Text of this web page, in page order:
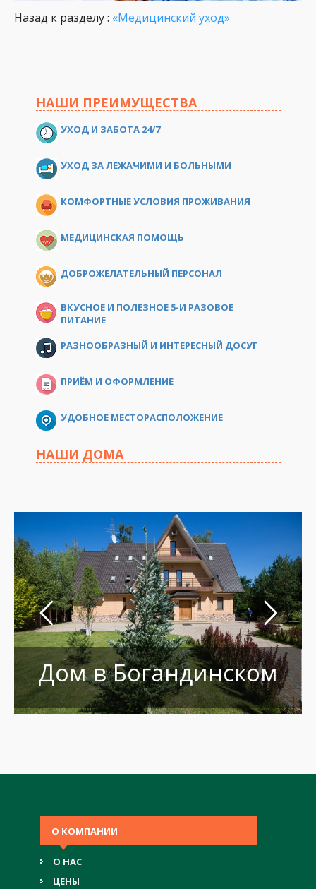
Назад к разделу : «Медицинский уход»
НАШИ ПРЕИМУЩЕСТВА
УХОД И ЗАБОТА 24/7
УХОД ЗА ЛЕЖАЧИМИ И БОЛЬНЫМИ
КОМФОРТНЫЕ УСЛОВИЯ ПРОЖИВАНИЯ
МЕДИЦИНСКАЯ ПОМОЩЬ
ДОБРОЖЕЛАТЕЛЬНЫЙ ПЕРСОНАЛ
ВКУСНОЕ И ПОЛЕЗНОЕ 5-И РАЗОВОЕ
ПИТАНИЕ
РАЗНООБРАЗНЫЙ И ИНТЕРЕСНЫЙ ДОСУГ
ПРИЁМ И ОФОРМЛЕНИЕ
УДОБНОЕ МЕСТОРАСПОЛОЖЕНИЕ
НАШИ ДОМА
Дом в Богандинском
О КОМПАНИИ
О НАС
ЦЕНЫ